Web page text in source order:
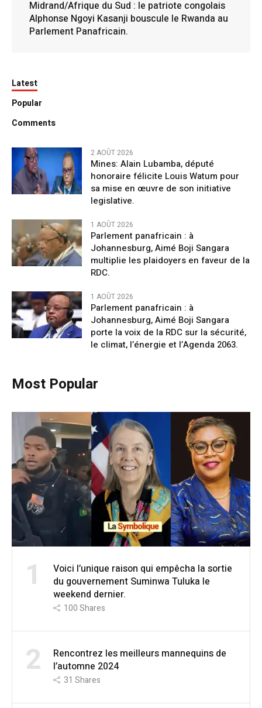
Midrand/Afrique du Sud : le patriote congolais
Alphonse Ngoyi Kasanji bouscule le Rwanda au
Parlement Panafricain.
Latest
Popular
Comments
2 AOÛT 2026
Mines: Alain Lubamba, député
honoraire félicite Louis Watum pour
sa mise en œuvre de son initiative
legislative.
1 AOÛT 2026
Parlement panafricain : à
Johannesburg, Aimé Boji Sangara
multiplie les plaidoyers en faveur de la
RDC.
1 AOÛT 2026
Parlement panafricain : à
Johannesburg, Aimé Boji Sangara
porte la voix de la RDC sur la sécurité,
le climat, l’énergie et l’Agenda 2063.
Most Popular
1
Voici l’unique raison qui empêcha la sortie
du gouvernement Suminwa Tuluka le
weekend dernier.
100Shares
2
Rencontrez les meilleurs mannequins de
l’automne 2024
31 Shares